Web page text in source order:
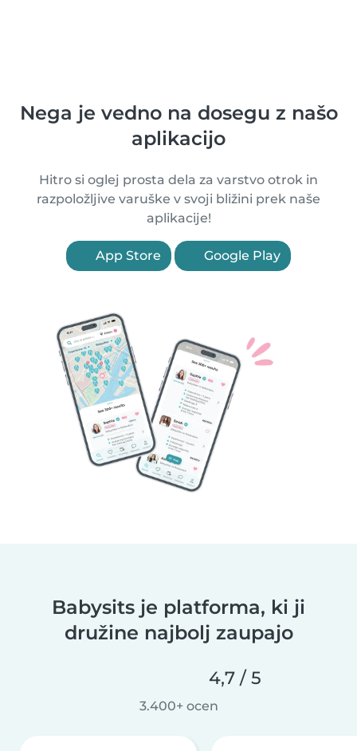
Nega je vedno na dosegu z našo
aplikacijo
Hitro si oglej prosta dela za varstvo otrok in
razpoložljive varuške v svoji bližini prek naše
aplikacije!
App Store Google Play
Babysits je platforma, ki ji
družine najbolj zaupajo
4,7 / 5
3.400+ ocen